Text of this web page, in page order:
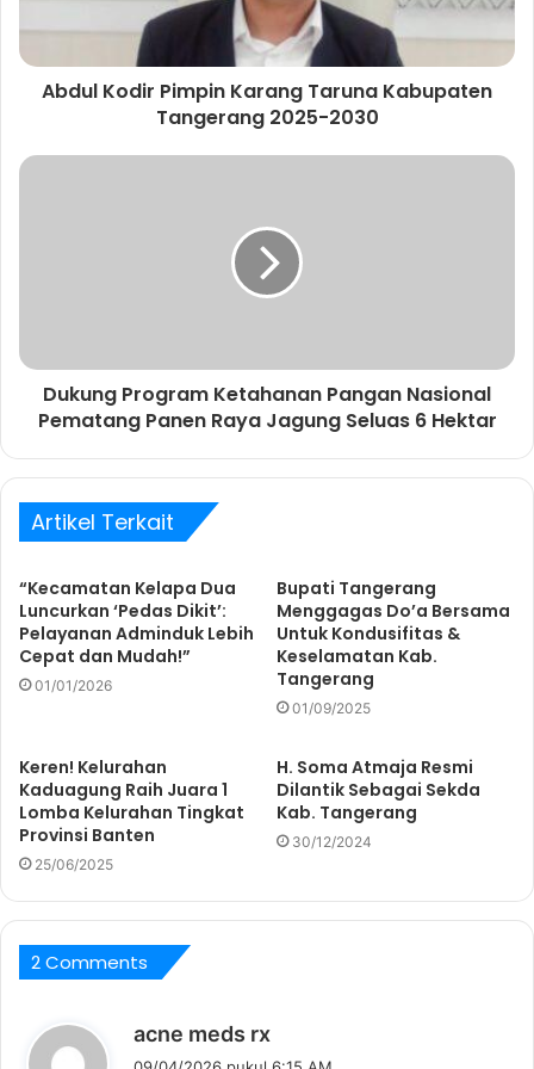
m
A
Abdul Kodir Pimpin Karang Taruna Kabupaten
Tangerang 2025-2030
Dukung Program Ketahanan Pangan Nasional
Pematang Panen Raya Jagung Seluas 6 Hektar
Artikel Terkait
“Kecamatan Kelapa Dua
Luncurkan ‘Pedas Dikit’:
Pelayanan Adminduk Lebih
Cepat dan Mudah!”
01/01/2026
Bupati Tangerang
Menggagas Do’a Bersama
Untuk Kondusifitas &
Keselamatan Kab.
Tangerang
01/09/2025
Keren! Kelurahan
Kaduagung Raih Juara 1
Lomba Kelurahan Tingkat
Provinsi Banten
25/06/2025
H. Soma Atmaja Resmi
Dilantik Sebagai Sekda
Kab. Tangerang
30/12/2024
2 Comments
acne meds rx
e